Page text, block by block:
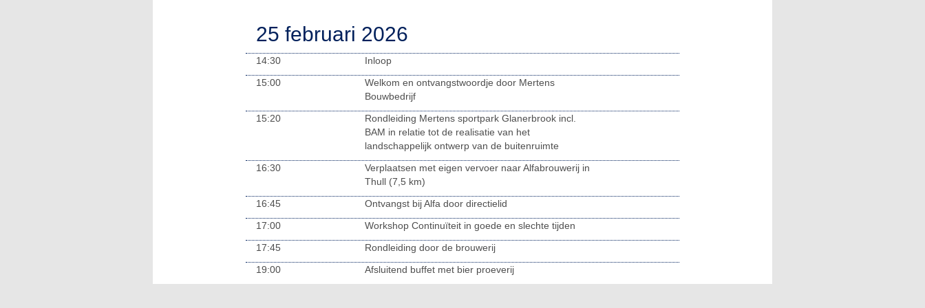
25 februari 2026
14:30
Inloop
15:00
Welkom en ontvangstwoordje door Mertens
Bouwbedrijf
15:20
Rondleiding Mertens sportpark Glanerbrook incl.
BAM in relatie tot de realisatie van het
landschappelijk ontwerp van de buitenruimte
16:30
Verplaatsen met eigen vervoer naar Alfabrouwerij in
Thull (7,5 km)
16:45
Ontvangst bij Alfa door directielid
17:00
Workshop Continuïteit in goede en slechte tijden
17:45
Rondleiding door de brouwerij
19:00
Afsluitend buffet met bier proeverij